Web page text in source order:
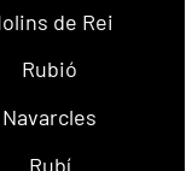
de Rei
Rubió
Navarcles
Rubí